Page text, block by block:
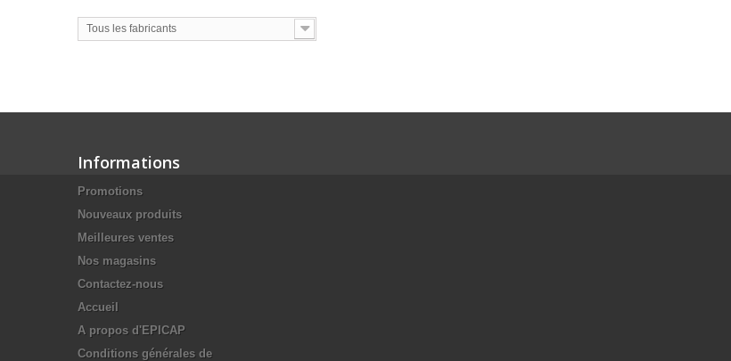
Tous les fabricants
Informations
Promotions
Nouveaux produits
Meilleures ventes
Nos magasins
Contactez-nous
Accueil
A propos d'EPICAP
Conditions générales de